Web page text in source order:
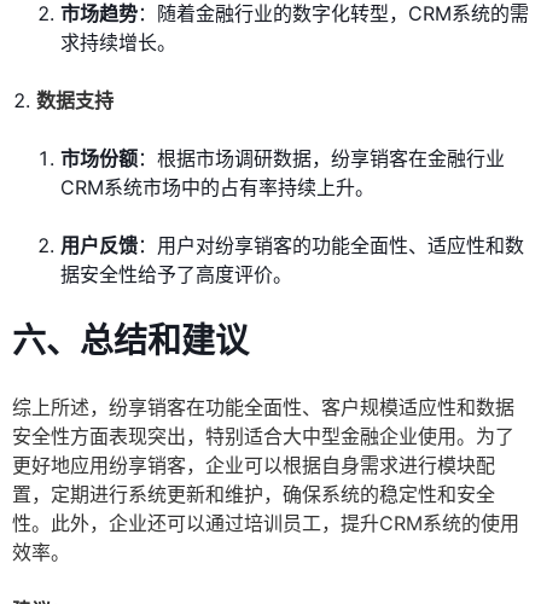
市场趋势：随着金融行业的数字化转型，CRM系统的需
求持续增长。
数据支持
市场份额：根据市场调研数据，纷享销客在金融行业
CRM系统市场中的占有率持续上升。
用户反馈：用户对纷享销客的功能全面性、适应性和数
据安全性给予了高度评价。
六、总结和建议
综上所述，纷享销客在功能全面性、客户规模适应性和数据
安全性方面表现突出，特别适合大中型金融企业使用。为了
更好地应用纷享销客，企业可以根据自身需求进行模块配
置，定期进行系统更新和维护，确保系统的稳定性和安全
性。此外，企业还可以通过培训员工，提升CRM系统的使用
效率。